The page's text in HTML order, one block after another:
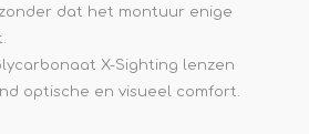
zonder dat het montuur enige
X-Sighting lenzen
optische en visueel comfort.